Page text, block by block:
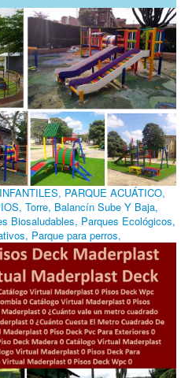
PARQUE ACUÁTICO,
Torre, Balancín Sube Y Baja,
Biosaludables, Parques Ecológicos,
Parque para perros,